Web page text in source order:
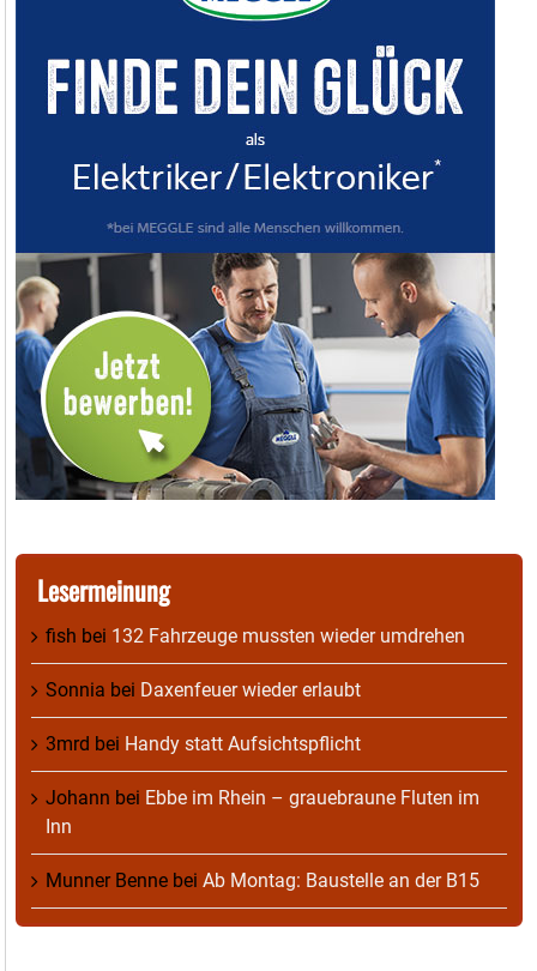
Lesermeinung
fish bei 132 Fahrzeuge mussten wieder umdrehen
Sonnia bei Daxenfeuer wieder erlaubt
3mrd bei Handy statt Aufsichtspflicht
Johann bei Ebbe im Rhein – grauebraune Fluten im
Inn
Munner Benne bei Ab Montag: Baustelle an der B15